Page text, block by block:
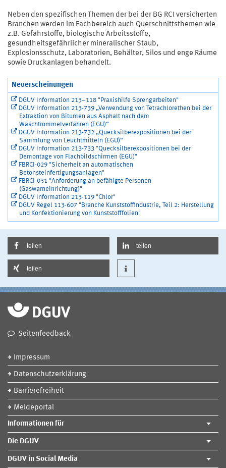
Neben den spezifischen Themen der bei der BG RCI versicherten
Branchen werden im Fachbereich auch Querschnittsthemen wie
z.B. Gefahrstoffe, biologische Arbeitsstoffe,
gesundheitsgefährlicher mineralischer Staub,
Explosionsschutz, Laboratorien, Behälter, Silos und enge Räume
sowie Druckanlagen behandelt.
Neuerscheinungen
DGUV Information 213–118 "Praxishilfe Sprengarbeiten"
DGUV Information 213-739 „Verwendung von Tetrachlorethen bei der
Extraktion von Bitumen aus Asphalt nach dem
Waschtrommelverfahren (EGU)“
DGUV Information 213-732 „Quecksilberexpositionen bei der
Sammlung von Leuchtmitteln (EGU)“
DGUV Information 213-733 "Quecksilberexpositionen bei der
Demontage von Flachbildschirmen (EGU)"
FBRCI-029 "Sicherheit an automatischen
Betonsteinfertigungsanlagen"
FBRCI-031 "Anforderung an befähigte Personen
(Gaswarneinrichtung)"
DGUV Information 213-119 "Chlor"
DGUV Regel 113-607 "Branche Kunststoffindustrie, Teil 2: Herstellung
und Konfektionierung von Kunststofffolien"
teilen teilen
teilen
Seitenfeedback
Impressum
Datenschutzerklärung
Barrierefreiheit
Meldeportal
Informationen für
Die DGUV
DGUV in Social Media